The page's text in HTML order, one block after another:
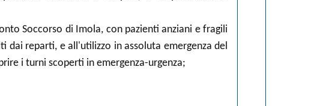
Soccorso di Imola, con pazienti anziani e fragili
dai reparti, e all'utilizzo in assoluta emergenza del
i turni scoperti in emergenza-urgenza;